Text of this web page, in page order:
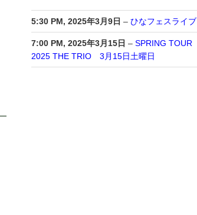
5:30 PM, 2025年3月9日 – ひなフェスライブ
7:00 PM, 2025年3月15日 – SPRING TOUR
2025 THE TRIO 3月15日土曜日